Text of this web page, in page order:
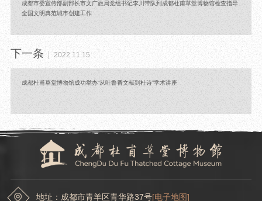
成都市委宣传部副部长市文广旅局党组书记李川带队到成都杜甫草堂博物馆检查指导
全国文明典范城市创建工作
下一条 2022.11.15
成都杜甫草堂博物馆成功举办“从吐鲁番文献到杜诗”学术讲座
地址：成都市青羊区青华路37号[电子地图]